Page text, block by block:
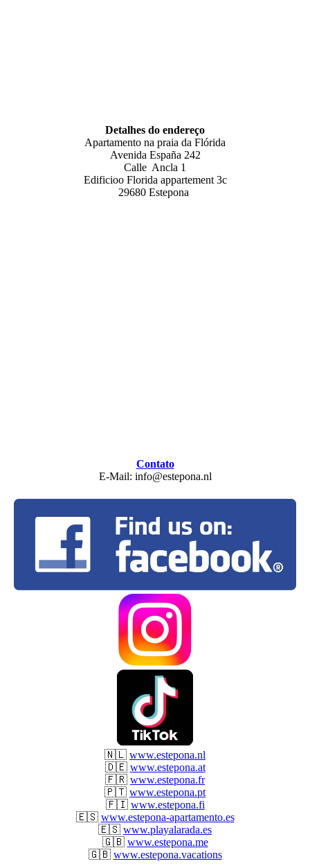
Detalhes do endereço
Apartamento na praia da Flórida
Avenida España 242
Calle Ancla 1
Edificioo Florida appartement 3c
29680 Estepona
Contato
E-Mail: info@estepona.nl
🇳🇱 www.estepona.nl
🇩🇪 www.estepona.at
🇫🇷 www.estepona.fr
🇵🇹 www.estepona.pt
🇫🇮 www.estepona.fi
🇪🇸 www.estepona-apartamento.es
🇪🇸 www.playalarada.es
🇬🇧 www.estepona.me
🇬🇧 www.estepona.vacations